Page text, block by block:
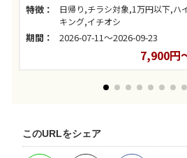
特徴：
日帰り,チラシ対象,1万円以下,ハ
キング,イチオシ
期間： 2026-07-11～2026-09-23
7,900円
このURLをシェア